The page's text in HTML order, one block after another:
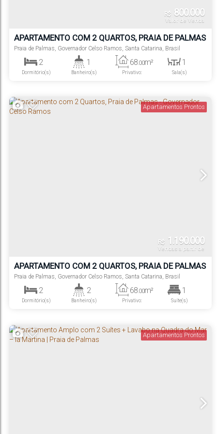
R$ 800.000
Valor de Venda
APARTAMENTO COM 2 QUARTOS, PRAIA DE PALMAS
- GOVERNADOR CELSO RAMOS
Praia de Palmas, Governador Celso Ramos, Santa Catarina, Brasil
2
Dormitório(s)
1
Banheiro(s) Privativo:
68 .00m² 1
Sala(s)
Apartamentos Prontos
R$ 1.190.000
Vendas a partir de
APARTAMENTO COM 2 QUARTOS, PRAIA DE PALMAS
- GOVERNADOR CELSO RAMOS
Praia de Palmas, Governador Celso Ramos, Santa Catarina, Brasil
2
Dormitório(s)
2
Banheiro(s) Privativo:
68 .00m² 1
Suíte(s)
Apartamentos Prontos